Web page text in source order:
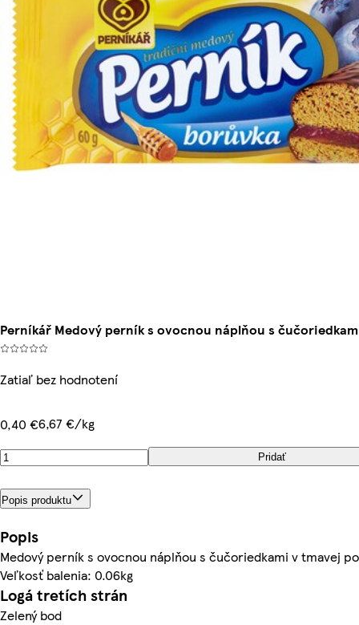
Perníkář Medový perník s ovocnou náplňou s
Zatiaľ bez hodnotení
0,40 €6,67 €/kg
Pridať
Popis produktu
Popis
Medový perník s ovocnou náplňou s čučoriedkami v tmavej
Veľkosť balenia: 0.06kg
Logá tretích strán
Zelený bod